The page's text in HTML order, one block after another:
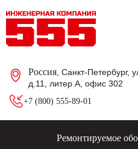
Россия , Санкт-Петербург,
д.11, литер А, офис 302
+7 (800) 555-89-01
Ремонтируемое